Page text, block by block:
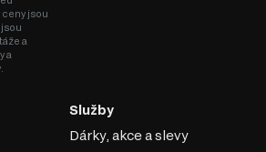
VEDENÍ PLNÉHO
jsou
jsou
a
a
Služby
Dárky, akce a slevy